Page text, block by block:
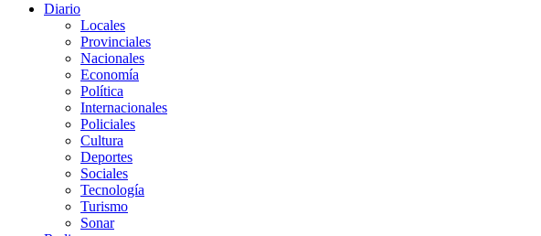
Diario
Locales
Provinciales
Nacionales
Economía
Política
Internacionales
Policiales
Cultura
Deportes
Sociales
Tecnología
Turismo
Sonar